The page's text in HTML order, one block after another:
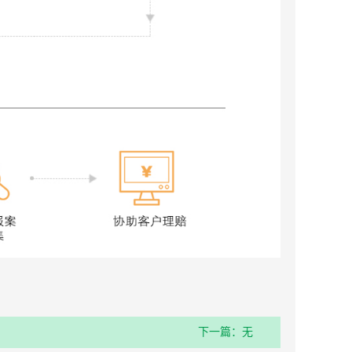
下一篇：无